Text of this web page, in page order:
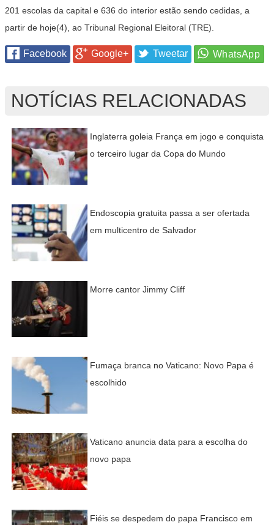
201 escolas da capital e 636 do interior estão sendo cedidas, a
partir de hoje(4), ao Tribunal Regional Eleitoral (TRE).
Facebook Google+ Tweetar
NOTÍCIAS RELACIONADAS
Inglaterra goleia França em jogo e conquista
o terceiro lugar da Copa do Mundo
Endoscopia gratuita passa a ser ofertada
em multicentro de Salvador
Morre cantor Jimmy Cliff
Fumaça branca no Vaticano: Novo Papa é
escolhido
Vaticano anuncia data para a escolha do
novo papa
Fiéis se despedem do papa Francisco em